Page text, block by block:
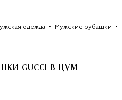
одежда Мужские рубашки
GUCCI В ЦУМ